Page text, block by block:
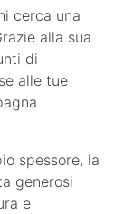
cerca una
alla sua
di
alle tue
spessore, la
generosi
e